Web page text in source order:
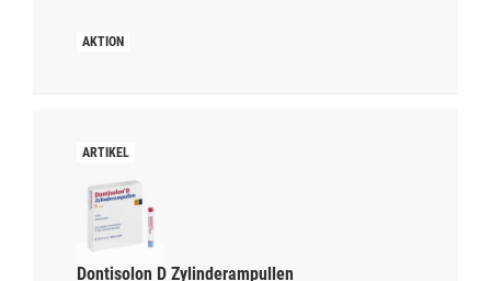
Dontisolon D Zylinderampullen